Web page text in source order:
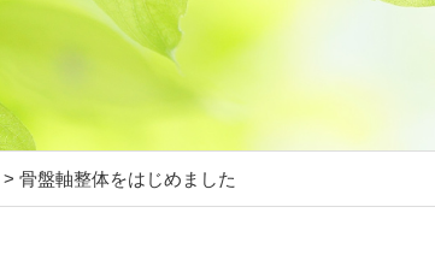
> 骨盤軸整体をはじめました